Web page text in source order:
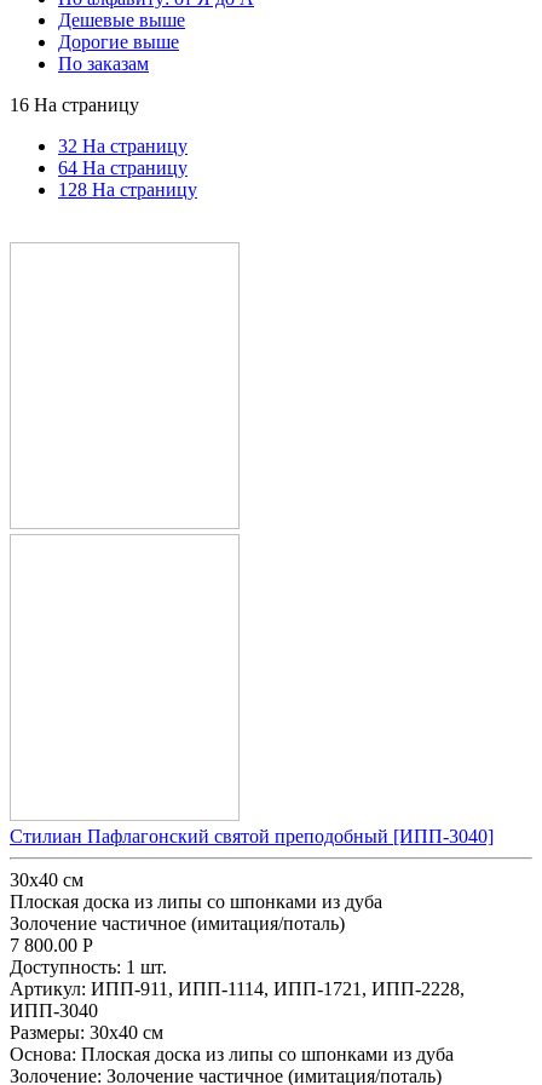
Дешевые выше
Дорогие выше
По заказам
16 На страницу
32 На страницу
64 На страницу
128 На страницу
Стилиан Пафлагонский святой преподобный [ИПП-3040]
30x40 см
Плоская доска из липы со шпонками из дуба
Золочение частичное (имитация/поталь)
7 800.00 Р
Доступность: 1 шт.
Артикул: ИПП-911, ИПП-1114, ИПП-1721, ИПП-2228,
ИПП-3040
Размеры: 30x40 см
Основа: Плоская доска из липы со шпонками из дуба
Золочение: Золочение частичное (имитация/поталь)